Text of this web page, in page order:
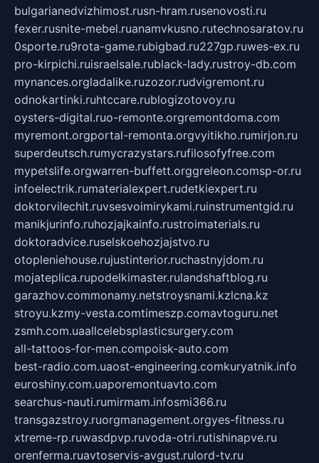
bulgarianedvizhimost.rusn-hram.rusenovosti.ru
fexer.rusnite-mebel.ruanamvkusno.rutechnosaratov.ru
0sporte.ru9rota-game.rubigbad.ru227gp.ruwes-ex.ru
pro-kirpichi.ruisraelsale.rublack-lady.rustroy-db.com
mynances.orgladalike.ruzozor.rudvigremont.ru
odnokartinki.ruhtccare.rublogizotovoy.ru
oysters-digital.ruo-remonte.orgremontdoma.com
myremont.orgportal-remonta.orgvyitikho.rumirjon.ru
superdeutsch.rumycrazystars.rufilosofyfree.com
mypetslife.orgwarren-buffett.orggreleon.comsp-or.ru
infoelectrik.rumaterialexpert.rudetkiexpert.ru
doktorvilechit.ruvsesvoimirykami.ruinstrumentgid.ru
manikjurinfo.ruhozjajkainfo.rustroimaterials.ru
doktoradvice.ruselskoehozjajstvo.ru
otopleniehouse.rujustinterior.ruchastnyjdom.ru
mojateplica.rupodelkimaster.rulandshaftblog.ru
garazhov.commonamy.netstroysnami.kzlcna.kz
stroyu.kzmy-vesta.comtimeszp.comavtoguru.net
zsmh.com.uaallcelebsplasticsurgery.com
all-tattoos-for-men.compoisk-auto.com
best-radio.com.uaost-engineering.comkuryatnik.info
euroshiny.com.uaporemontuavto.com
searchus-nauti.rumirmam.infosmi366.ru
transgazstroy.ruorgmanagement.orgyes-fitness.ru
xtreme-rp.ruwasdpvp.ruvoda-otri.rutishinapve.ru
orenferma.ruavtoservis-avgust.rulord-tv.ru